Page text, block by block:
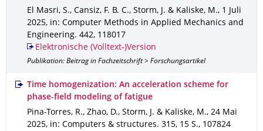
El Masri, S., Cansiz, F. B. C., Storm, J. & Kaliske, M., 1 Juli
2025, in: Computer Methods in Applied Mechanics and
Engineering. 442, 118017
Elektronische (Volltext-)Version
Publikation: Beitrag in Fachzeitschrift > Forschungsartikel
Time homogenization: An acceleration scheme for
phase-field modeling of fatigue
Pina-Torres, R., Zhao, D., Storm, J. & Kaliske, M., 24 Mai
2025, in: Computers & structures. 315, 15 S., 107824